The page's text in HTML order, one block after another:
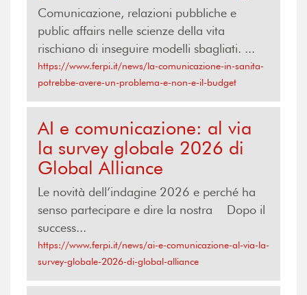
Comunicazione, relazioni pubbliche e
public affairs nelle scienze della vita
rischiano di inseguire modelli sbagliati. ...
https://www.ferpi.it/news/la-comunicazione-in-sanita-
potrebbe-avere-un-problema-e-non-e-il-budget
AI e comunicazione: al via
la survey globale 2026 di
Global Alliance
Le novità dell’indagine 2026 e perché ha
senso partecipare e dire la nostra Dopo il
success...
https://www.ferpi.it/news/ai-e-comunicazione-al-via-la-
survey-globale-2026-di-global-alliance